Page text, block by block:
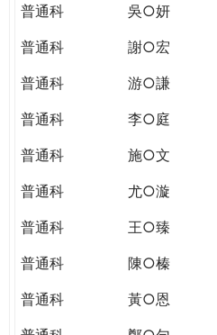
普通科
吳○妍
普通科
謝○宏
普通科
游○謙
普通科
李○庭
普通科
施○文
普通科
尤○漩
普通科
王○臻
普通科
陳○榛
普通科
黃○恩